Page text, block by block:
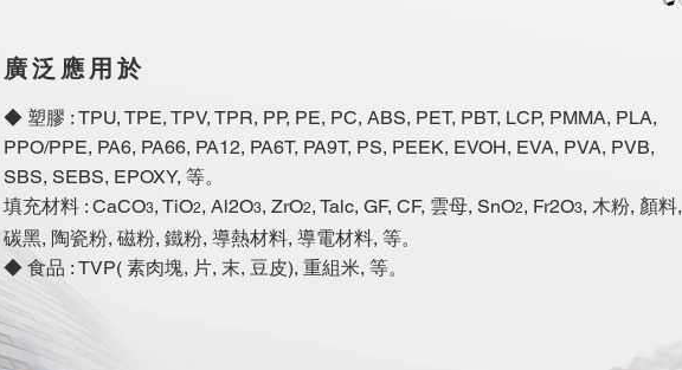
◆ 塑膠 : TPU, TPE, TPV, TPR, PP, PE, PC, ABS, PET, PBT, LCP, PMMA, PLA,
PPO/PPE, PA6, PA66, PA12, PA6T, PA9T, PS, PEEK, EVOH, EVA, PVA, PVB,
SBS, SEBS, EPOXY, 等。
填充材料 : CaCO3, TiO2, Al2O3, ZrO2, Talc, GF, CF, 雲母, SnO2, Fr2O3, 木粉, 顏料,
碳黑, 陶瓷粉, 磁粉, 鐵粉, 導熱材料, 導電材料, 等。
◆ 食品 : TVP( 素肉塊, 片, 末, 豆皮), 重組米, 等。
廣泛應用於